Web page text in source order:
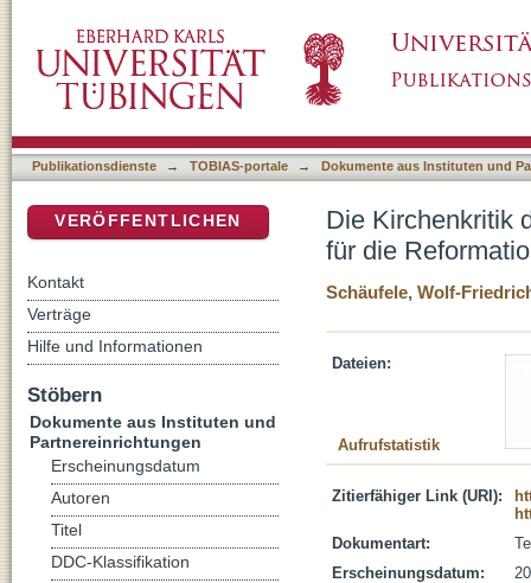
Publikationsdienste → TOBIAS-portale → Dokumente aus Instituten und
Die Kirchenkritik
für die
Schäufele, Wolf-
Dateien:
Aufrufstatistik
Zitierfähiger Link (URI):
Dokumentart:
Erscheinungsdatum:
VERÖFFENTLICHEN
Kontakt
Verträge
Hilfe und Informationen
Stöbern
Dokumente aus Instituten und
Partnereinrichtungen
Erscheinungsdatum
Autoren
Titel
DDC-Klassifikation